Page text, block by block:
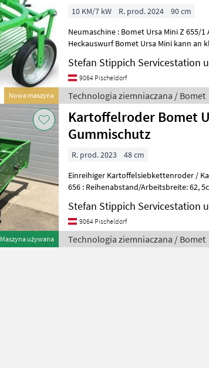
Nowa maszyna
10 KM/7 kW R. prod. 2024
90 cm
Neumaschine : Bomet Ursa Mini Z 655/
Heckauswurf Bomet Ursa Mini kann an
Stefan Stippich Servicestation
9064 Pischeldorf
Technologia ziemniaczana / Bomet
Maszyna używana
Kartoffelroder Bomet
Gummischutz
R. prod. 2023
48 cm
Einreihiger Kartoffelsiebkettenroder / Kartoffelroder Bomet UPUS Z
656 : Reihenabstand/Arbeitsbreite: 62, 5cm-67, 5cm , - Leistungsbedarf
Stefan Stippich Servicestation
9064 Pischeldorf
Technologia ziemniaczana / Bomet